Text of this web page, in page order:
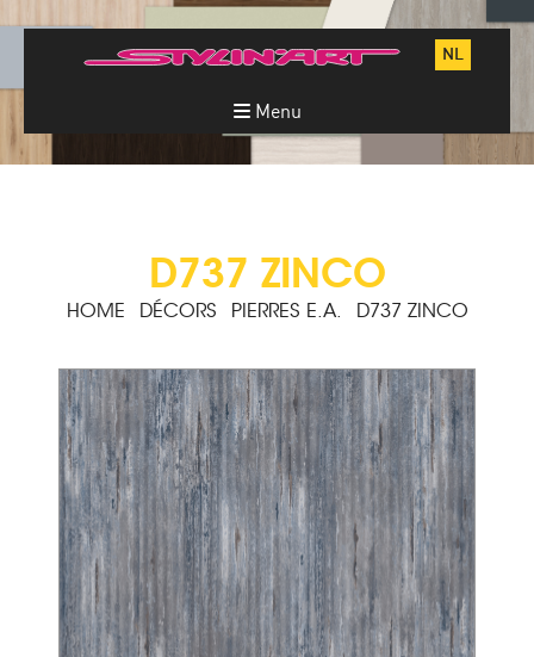
NL
Menu
D737 ZINCO
HOME DÉCORS PIERRES E.A. D737 ZINCO